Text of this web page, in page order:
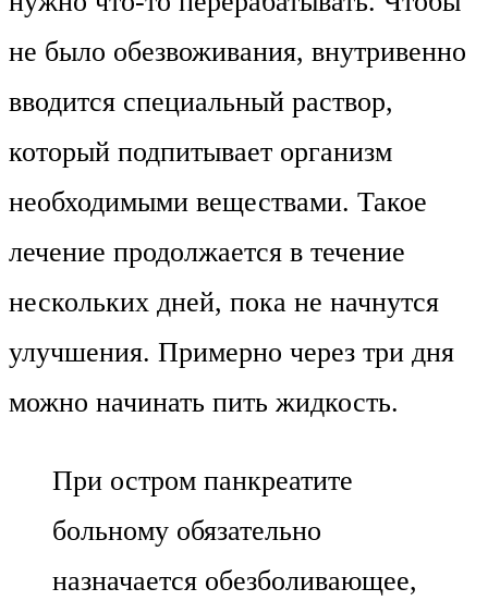
не было обезвоживания, внутривенно
вводится специальный раствор,
который подпитывает организм
необходимыми веществами. Такое
лечение продолжается в течение
нескольких дней, пока не начнутся
улучшения. Примерно через три дня
можно начинать пить жидкость.
При остром панкреатите
больному обязательно
назначается обезболивающее,